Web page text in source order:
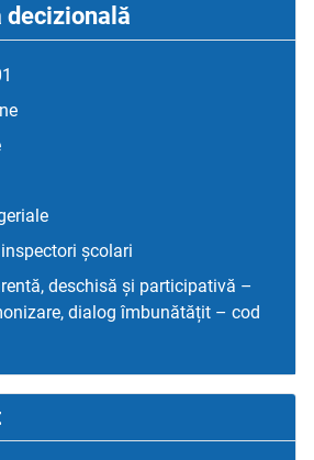
decizională
școlari
deschisă și participativă –
dialog îmbunătățit – cod